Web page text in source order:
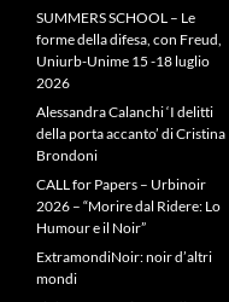
SUMMERS SCHOOL – Le
forme della difesa, con Freud,
Uniurb-Unime 15 -18 luglio
2026
Alessandra Calanchi ‘I delitti
della porta accanto’ di Cristina
Brondoni
CALL for Papers – Urbinoir
2026 – “Morire dal Ridere: Lo
Humour e il Noir”
ExtramondiNoir: noir d’altri
mondi